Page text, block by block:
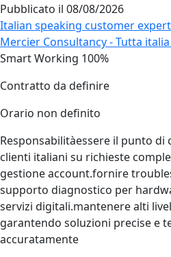
Pubblicato il 08/08/2026
Italian speaking customer
Mercier Consultancy - Tutta italia
Smart Working 100%
Contratto da definire
Orario non definito
Responsabilitàessere il punto
clienti italiani su richieste
gestione account.fornire
supporto diagnostico per
servizi digitali.mantenere alti
garantendo soluzioni precise e
accuratamente